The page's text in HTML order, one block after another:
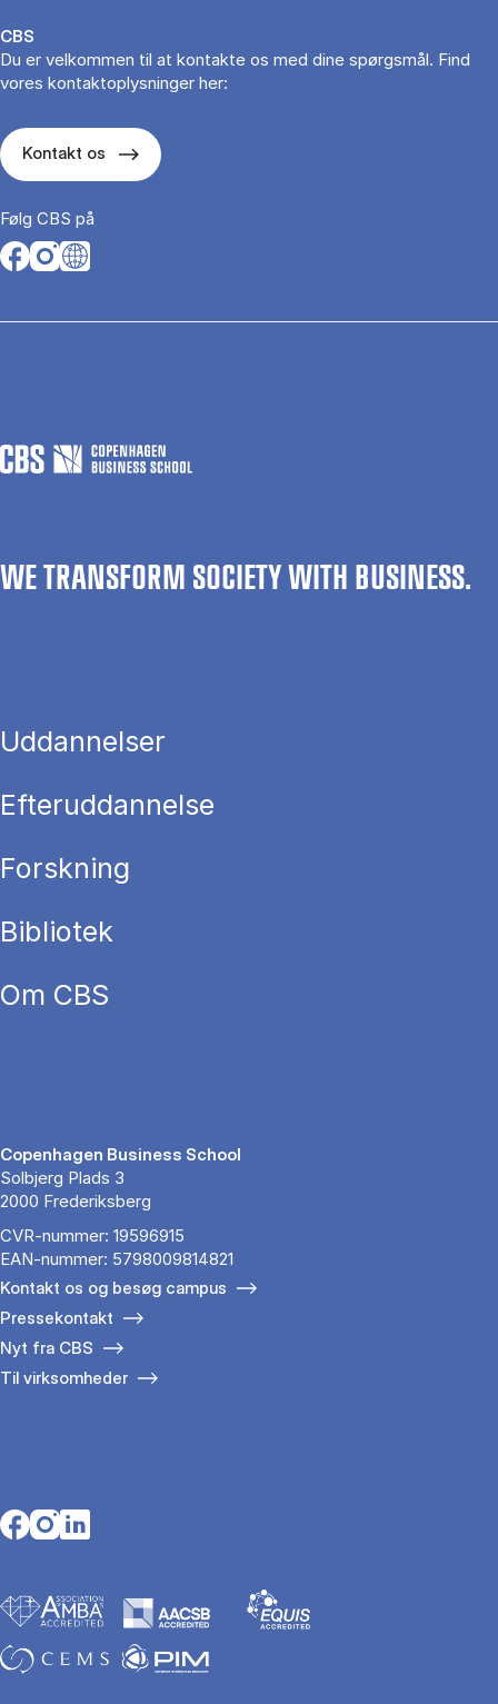
CBS
Du er velkommen til at kontakte os med dine spørgsmål. Find
vores kontaktoplysninger her:
Kontakt os
Følg CBS på
Opens in a new tab
Opens in a new tab
Opens in a new tab
WE TRANSFORM SOCIETY WITH BUSINESS.
Uddannelser
Efteruddannelse
Forskning
Bibliotek
Om CBS
Copenhagen Business School
Solbjerg Plads 3
2000 Frederiksberg
CVR-nummer: 19596915
EAN-nummer: 5798009814821
Kontakt os og besøg campus
Pressekontakt
Nyt fra CBS
Til virksomheder
Opens in a new tab
Opens in a new tab
Opens in a new tab